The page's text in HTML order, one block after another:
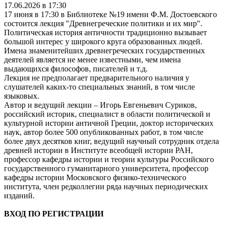
17.06.2026 в 17:30
17 июня в 17:30 в Библиотеке №19 имени Ф.М. Достоевского
состоится лекция "Древнегреческие политики и их мир".
Политическая история античности традиционно вызывает
большой интерес у широкого круга образованных людей.
Имена знаменитейших древнегреческих государственных
деятелей является не менее известными, чем имена
выдающихся философов, писателей и т.д.
Лекция не предполагает предварительного наличия у
слушателей каких-то специальных знаний, в том числе
языковых.
Автор и ведущий лекции – Игорь Евгеньевич Суриков,
российский историк, специалист в области политической и
культурной истории античной Греции, доктор исторических
наук, автор более 500 опубликованных работ, в том числе
более двух десятков книг, ведущий научный сотрудник отдела
древней истории в Институте всеобщей истории РАН,
профессор кафедры истории и теории культуры Российского
государственного гуманитарного университета, профессор
кафедры истории Московского физико-технического
института, член редколлегии ряда научных периодических
изданий.
ВХОД ПО РЕГИСТРАЦИИ